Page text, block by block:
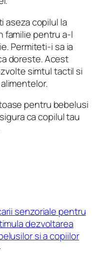
aseza copilul la
familie pentru a-l
Permiteti-i sa ia
doreste. Acest
simtul tactil si
pentru bebelusi
ca copilul tau
senzoriale pentru
dezvoltarea
si a copiilor